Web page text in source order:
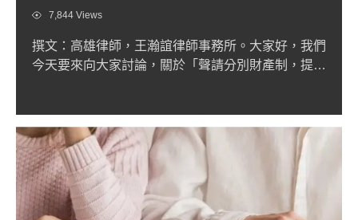
Views7,844 Views
撰文：高雄律師，王瀚誼律師事務所。大家好，我們
今天要來向大家討論，關於「聲請分別財產制，提前